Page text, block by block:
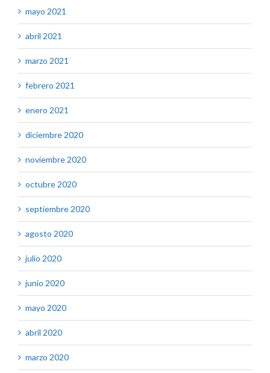
mayo 2021
abril 2021
marzo 2021
febrero 2021
enero 2021
diciembre 2020
noviembre 2020
octubre 2020
septiembre 2020
agosto 2020
julio 2020
junio 2020
mayo 2020
abril 2020
marzo 2020